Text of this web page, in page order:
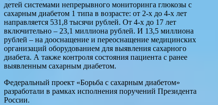
детей системами непрерывного мониторинга глюкозы с
сахарным диабетом 1 типа в возрасте: от 2-х до 4-х лет
направляется 531,8 тысячи рублей. От 4-х до 17 лет
включительно – 23,1 миллиона рублей. И 13,5 миллиона
рублей – на дооснащение и переоснащение медицинских
организаций оборудованием для выявления сахарного
диабета. А также контроля состояния пациента с ранее
выявленным сахарным диабетом.
Федеральный проект «Борьба с сахарным диабетом»
разработали в рамках исполнения поручений Президента
России.